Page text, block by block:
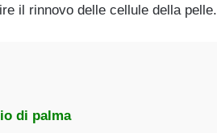
il rinnovo delle cellule della pelle.
di palma